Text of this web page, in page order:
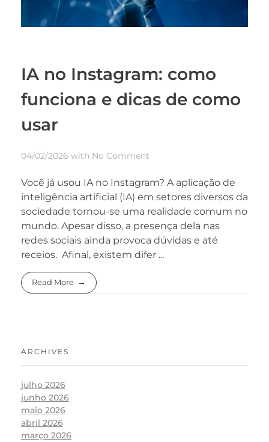
IA no Instagram: como
funciona e dicas de como
usar
04/02/2026 with No Comment
Você já usou IA no Instagram? A aplicação de
inteligência artificial (IA) em setores diversos da
sociedade tornou-se uma realidade comum no
mundo. Apesar disso, a presença dela nas
redes sociais ainda provoca dúvidas e até
receios. Afinal, existem difer ...
Read More
ARCHIVES
julho 2026
junho 2026
maio 2026
abril 2026
março 2026